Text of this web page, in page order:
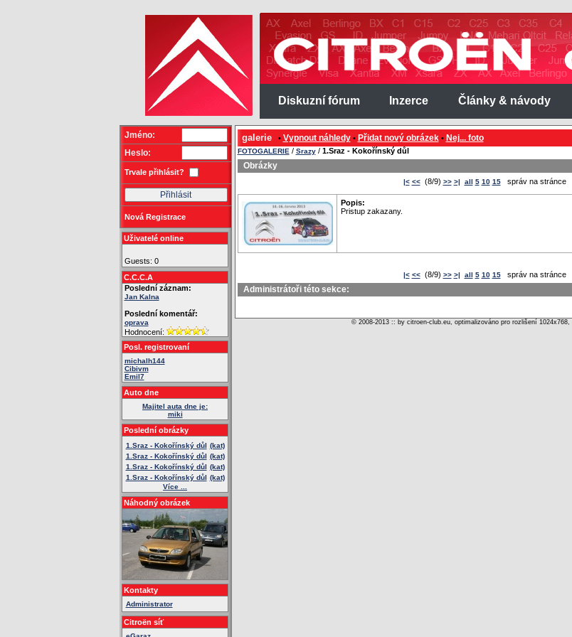
Diskuzní fórum Inzerce Články & návody
Jméno:
Heslo:
Trvale přihlásit?
Nová Registrace
Uživatelé online
Guests: 0
C.C.C.A
Poslední záznam:
Jan Kalna
Poslední komentář:
oprava
Hodnocení:
Posl. registrovaní
michalh144
Cibivm
Emil7
Auto dne
Majitel auta dne je:
miki
Poslední obrázky
1.Sraz - Kokořínský důl (kat)
1.Sraz - Kokořínský důl (kat)
1.Sraz - Kokořínský důl (kat)
1.Sraz - Kokořínský důl (kat)
Více ...
Náhodný obrázek
Kontakty
Administrator
Citroën síť
galerie• Vypnout náhledy• Přidat nový obrázek• Nej... foto
FOTOGALERIE / Srazy/ 1.Sraz - Kokořínský důl
Obrázky
|< <<(8/9) >> >| all 5 10 15správ na stránce
Popis:
Pristup zakazany.
|< <<(8/9) >> >| all 5 10 15správ na stránce
Administrátoři této sekce:
© 2008-2013 :: by citroen-club.eu, optimalizováno pro rozlišení 1024x768,